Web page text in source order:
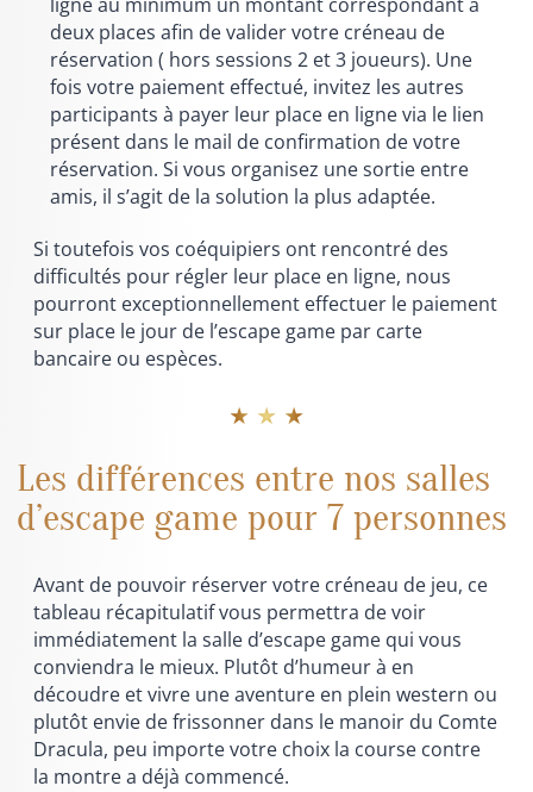
deux places afin de valider votre créneau de
réservation ( hors sessions 2 et 3 joueurs). Une
fois votre paiement effectué, invitez les autres
participants à payer leur place en ligne via le lien
présent dans le mail de confirmation de votre
réservation. Si vous organisez une sortie entre
amis, il s’agit de la solution la plus adaptée.
Si toutefois vos coéquipiers ont rencontré des
difficultés pour régler leur place en ligne, nous
pourront exceptionnellement effectuer le paiement
sur place le jour de l’escape game par carte
bancaire ou espèces.
★ ★ ★
Les différences entre nos salles
d’escape game pour 7 personnes
Avant de pouvoir réserver votre créneau de jeu, ce
tableau récapitulatif vous permettra de voir
immédiatement la salle d’escape game qui vous
conviendra le mieux. Plutôt d’humeur à en
découdre et vivre une aventure en plein western ou
plutôt envie de frissonner dans le manoir du Comte
Dracula, peu importe votre choix la course contre
la montre a déjà commencé.